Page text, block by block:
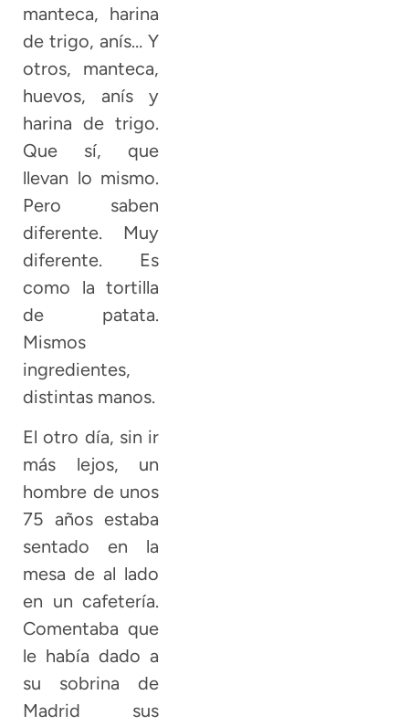
manteca, harina
de trigo, anís… Y
otros, manteca,
huevos, anís y
harina de trigo.
Que sí, que
llevan lo mismo.
Pero saben
diferente. Muy
diferente. Es
como la tortilla
de patata.
Mismos
ingredientes,
distintas manos.
El otro día, sin ir
más lejos, un
hombre de unos
75 años estaba
sentado en la
mesa de al lado
en un cafetería.
Comentaba que
le había dado a
su sobrina de
Madrid sus